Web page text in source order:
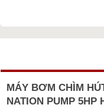
MÁY BƠM CHÌM
NATION PUMP 5HP